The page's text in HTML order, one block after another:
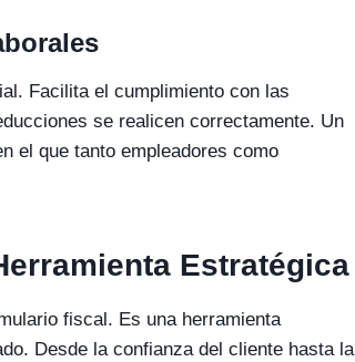
Facilita el cumplimiento con las
se realicen correctamente. Un
el que tanto empleadores como
Estratégica
fiscal. Es una herramienta
Desde la confianza del cliente hasta la